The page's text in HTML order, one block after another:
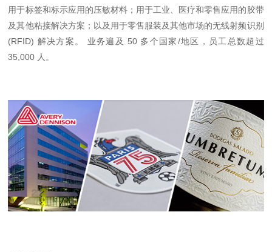
用于标签和标示应用的压敏材料；用于工业、医疗和零售应用的胶带
及其他粘接解决方案；以及用于零售服装及其他市场的无线射频识别
(RFID) 解决方案。 业务遍及 50 多个国家/地区，员工总数超过
35,000 人。